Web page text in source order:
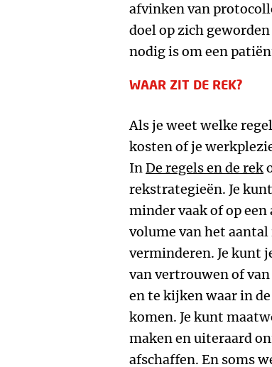
afvinken van
doel op zich
nodig is om een
WAAR ZIT DE REK?
Als je weet welke
kosten of je
InDe regels en de rek
rekstrategieën. Je
minder vaak of op
volume van het
verminderen. Je kunt
van vertrouwen of
en te kijken waar in
komen. Je kunt
maken en uiteraard
afschaffen. En soms